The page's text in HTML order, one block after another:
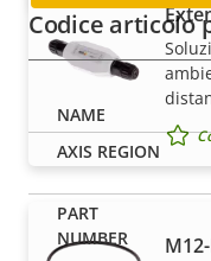
Codice articolo